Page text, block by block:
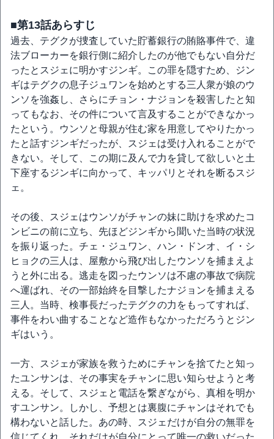
■第13話あらすじ
過去、テグクが捜査していた貯蓄銀行の賄賂事件で、違
法ブローカーを銀行側に紹介したのが他でもない自分だ
ったとスジェに明かすジンギ。この罪を隠すため、ジン
ギはテグクの息子ジュワンを始めとする三人衆が娘のウ
ンソを強姦し、さらにチョン・ナジョンを殺害したと知
ってもなお、その件について言及することができなかっ
たという。ウンソと母親が住む家を用意してやりたかっ
たと話すジンギだったが、スジェは受け入れることがで
きない。そして、この期に及んで力を貸して欲しいと土
下座するジンギに向かって、キッパリとそれを断るスジ
ェ。
その後、スジェはウンソがチャンの妹に助けを求めたコ
ンビニの前に立ち、先ほどジンギから聞いた当時の状況
を振り返った。チェ・ジュワン、ハン・ドンオ、イ・シ
ヒョクの三人は、屋敷から飛び出したウンソを捕まえよ
うと外に出る。逃走を図ったウンソは不慮の事故で病院
へ運ばれ、その一部始終を目撃したナジョンを捕まえる
三人。当時、検事長だったテグクの力をもってすれば、
事件をわい曲することなど造作もなかっただろうとジン
ギはいう。
一方、スジェが家族を救うためにチャンを捨てたと知っ
たユンサンは、その事実をチャンに思い知らせようと考
える。そして、スジェと電話を繋ぎながら、真相を明か
すユンサン。しかし、予想とは裏腹にチャンはそれでも
構わないと話した。あの時、スジェだけが自分の無罪を
信じてくれ、それだけが自分にとって唯一の救いだった